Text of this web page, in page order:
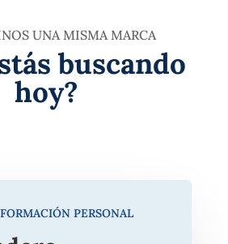
UNA MISMA MARCA
buscando
hoy?
PERSONAL